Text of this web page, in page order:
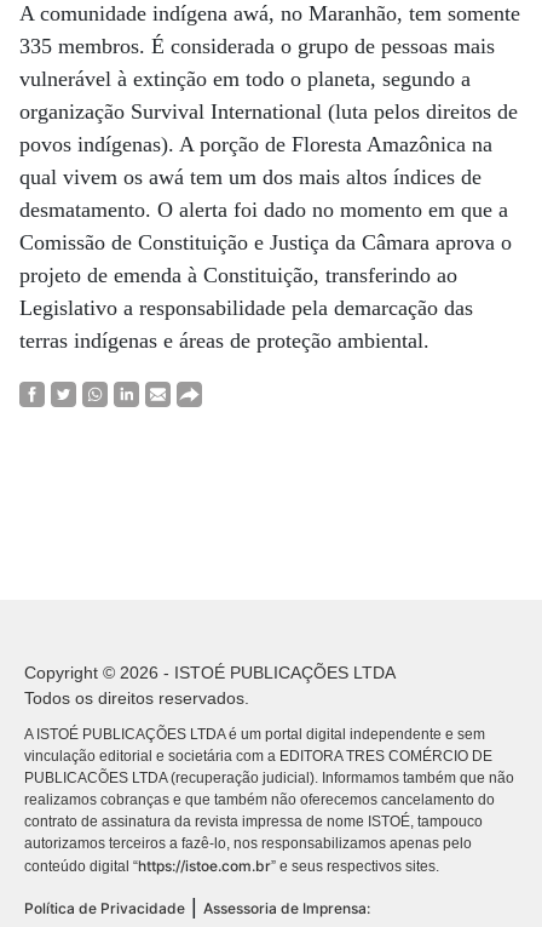
A comunidade indígena awá, no Maranhão, tem somente
335 membros. É considerada o grupo de pessoas mais
vulnerável à extinção em todo o planeta, segundo a
organização Survival International (luta pelos direitos de
povos indígenas). A porção de Floresta Amazônica na
qual vivem os awá tem um dos mais altos índices de
desmatamento. O alerta foi dado no momento em que a
Comissão de Constituição e Justiça da Câmara aprova o
projeto de emenda à Constituição, transferindo ao
Legislativo a responsabilidade pela demarcação das
terras indígenas e áreas de proteção ambiental.
Copyright © 2026 - ISTOÉ PUBLICAÇÕES LTDA
Todos os direitos reservados.
A ISTOÉ PUBLICAÇÕES LTDA é um portal digital independente e sem
vinculação editorial e societária com a EDITORA TRES COMÉRCIO DE
PUBLICACÕES LTDA (recuperação judicial). Informamos também que não
realizamos cobranças e que também não oferecemos cancelamento do
contrato de assinatura da revista impressa de nome ISTOÉ, tampouco
autorizamos terceiros a fazê-lo, nos responsabilizamos apenas pelo
conteúdo digital “https://istoe.com.br” e seus respectivos sites.
Política de Privacidade Assessoria de Imprensa: